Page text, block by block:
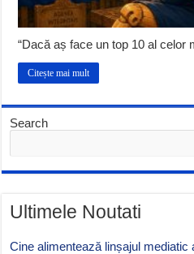
“Dacă aș face un top 10 al celor
Citește mai mult
Search
Ultimele Noutati
Cine alimentează linșajul